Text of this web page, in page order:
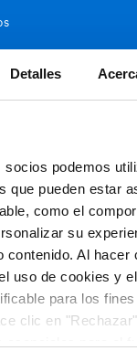
Detalles
socios podemos
que pueden estar
como el
su
contenido. Al hacer
uso de cookies y
para los
clic en
Médica
a
CP-00101, SC-ES-
00007, SC-ES-CP-
2026